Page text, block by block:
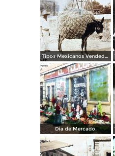
Tipos Mexicanos Vendedores de paja. ( Circulada el 20 de Mayo de 1907 ).
Dia de Mercado.